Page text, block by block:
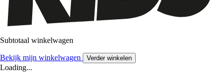
Subtotaal winkelwagen
Bekijk mijn winkelwagen Verder winkelen
Loading...